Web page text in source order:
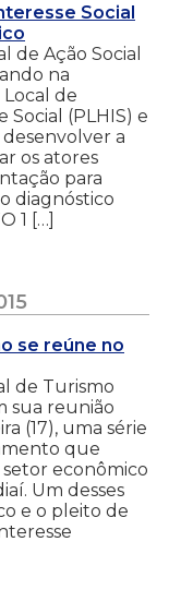
Social
de Ação Social
na
de
Social (PLHIS) e
desenvolver a
os atores
para
diagnóstico
1 […]
se reúne no
de Turismo
sua reunião
(17), uma série
que
econômico
Um desses
e o pleito de